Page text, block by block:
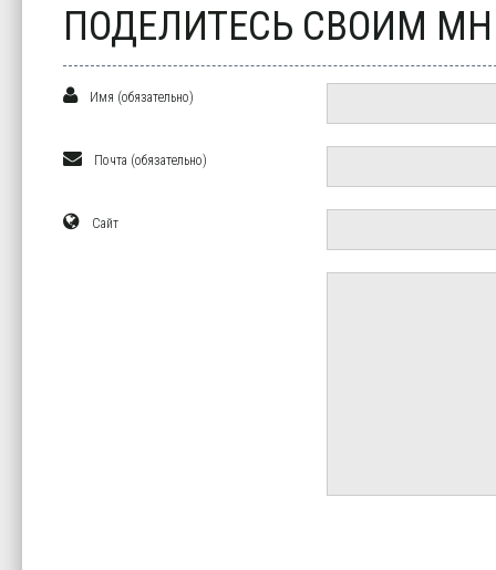
ПОДЕЛИТЕСЬ СВОИМ
Имя (обязательно)
Почта (обязательно)
Сайт